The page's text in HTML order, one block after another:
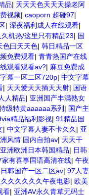
品| 天天天色天天天操老阿
视频| caoporn 超碰97|
| 深夜福利成人在线观看|
久机热/这里只有精品23| 国
色曰天天色| 韩日精品一区
免费观看| 青青热国产在线
观看观看av?| 麻豆免费成
幕一区二区720p| 中文字幕
| 天天爱天天插天天射| 国语
人精品| 亚洲国产丰满熟女
级特黄aaaaaa系列 | 国产主
精品福利影视| 91精品国
| 中文字幕人妻不卡久久 | 亚
风情 国内自拍av| 天天干
亚洲欧洲日本韩国精品| 日韩
家有喜事国语高清在线| 午夜
日韩国产一区二区av| 97人妻
久久久久久午夜电影| 欧美
看| 亚洲AV永久青草无码士